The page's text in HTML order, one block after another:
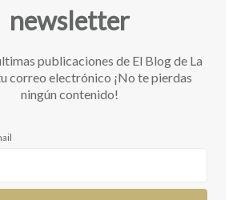
newsletter
publicaciones de El Blog de La
correo electrónico ¡No te pierdas
ningún contenido!